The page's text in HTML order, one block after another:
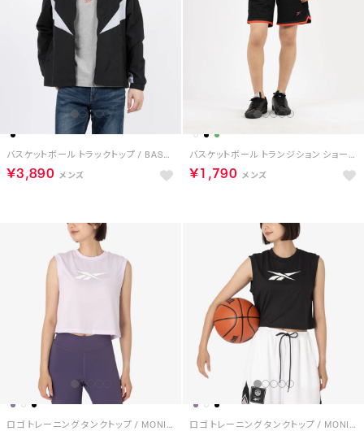
バスケットボール トラックトップ / BASKETBALL TRACK TOP （ブラック）
￥3,890
バスケットボール トランジション ショーツ / BASKETBALL TRANSITION SHORT （ブラック/レッド）
￥1,790
ロゴ トレーニング タンクトップ / MONICA TRAIN CORE BOXY TANK （ペールパープル） ロゴ トレーニング タンクトップ / MONICA TRAIN CORE BOXY TANK （ブラック）